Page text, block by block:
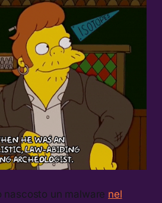
nascosto un malware nel